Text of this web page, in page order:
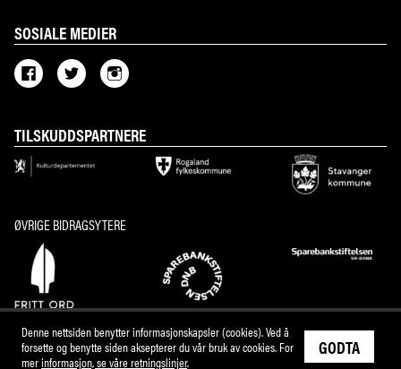
SOSIALE MEDIER
TILSKUDDSPARTNERE
ØVRIGE BIDRAGSYTERE
Denne nettsiden benytter informasjonskapsler (cookies). Ved å
forsette og benytte siden aksepterer du vår bruk av cookies. For
merinformasjon, se våre retningslinjer.
GODTA